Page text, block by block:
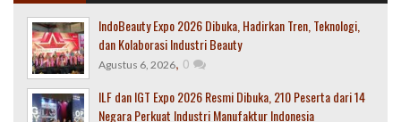
IndoBeauty Expo 2026 Dibuka, Hadirkan Tren, Teknologi,
dan Kolaborasi Industri Beauty
Agustus 6, 2026, 0
ILF dan IGT Expo 2026 Resmi Dibuka, 210 Peserta dari 14
Negara Perkuat Industri Manufaktur Indonesia